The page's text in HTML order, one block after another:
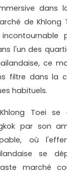
dans
de
l'un des
ce
filtre dans la
habituels.
Toei se
par son
où
se
marché